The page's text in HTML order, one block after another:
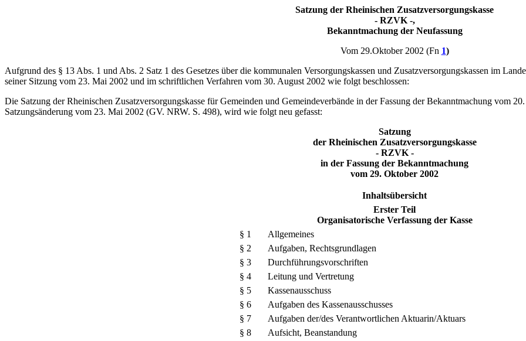
Satzung der Rheinischen Zusatzversorgungskasse
- RZVK -,
Bekanntmachung der Neufassung
Vom 29.Oktober 2002 (Fn 1)
Aufgrund des § 13 Abs. 1 und Abs. 2 Satz 1 des Gesetzes über die kommunalen Versorgungskassen und Zusatzversorgungskassen im
seiner Sitzung vom 23. Mai 2002 und im schriftlichen Verfahren vom 30. August 2002 wie folgt beschlossen:
Die Satzung der Rheinischen Zusatzversorgungskasse für Gemeinden und Gemeindeverbände in der Fassung der Bekanntmachung vom
Satzungsänderung vom 23. Mai 2002 (GV. NRW. S. 498), wird wie folgt neu gefasst:
Satzung
der Rheinischen Zusatzversorgungskasse
- RZVK -
in der Fassung der Bekanntmachung
vom 29. Oktober 2002
Inhaltsübersicht
Erster Teil
Organisatorische Verfassung der Kasse
§ 1
Allgemeines
§ 2
Aufgaben, Rechtsgrundlagen
§ 3
Durchführungsvorschriften
§ 4
Leitung und Vertretung
§ 5
Kassenausschuss
§ 6
Aufgaben des Kassenausschusses
§ 7
Aufgaben der/des Verantwortlichen Aktuarin/Aktuars
§ 8
Aufsicht, Beanstandung